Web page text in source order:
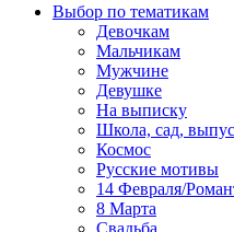
Выбор по тематикам
Девочкам
Мальчикам
Мужчине
Девушке
На выписку
Школа, сад,
Космос
Русские мотивы
14 Февраля/
8 Марта
Свадьба